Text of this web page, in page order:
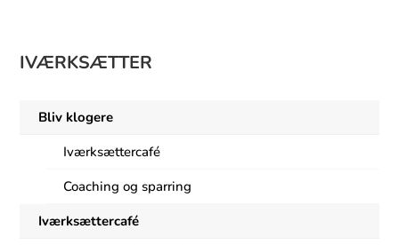
IVÆRKSÆTTER
Bliv klogere
Iværksættercafé
Coaching og sparring
Iværksættercafé